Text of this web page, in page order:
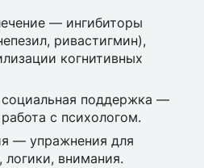
— ингибиторы
ривастигмин),
когнитивных
поддержка —
с психологом.
— упражнения для
внимания.